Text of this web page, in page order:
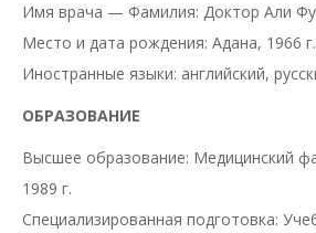
Имя врача — Фамилия: Доктор Али
Место и дата рождения: Адана, 1966 г.
Иностранные языки: английский,
ОБРАЗОВАНИЕ
Высшее образование: Медицинский
1989 г.
Специализированная подготовка: